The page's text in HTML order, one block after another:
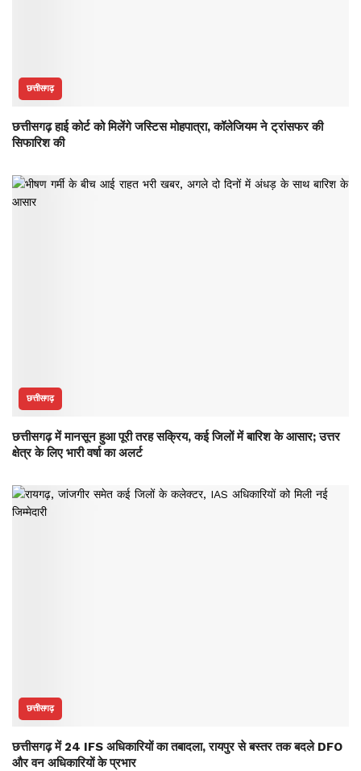
छत्तीसगढ़
छत्तीसगढ़ हाई कोर्ट को मिलेंगे जस्टिस मोहपात्रा, कॉलेजियम ने ट्रांसफर की
सिफारिश की
छत्तीसगढ़
छत्तीसगढ़ में मानसून हुआ पूरी तरह सक्रिय, कई जिलों में बारिश के आसार; उत्तर
क्षेत्र के लिए भारी वर्षा का अलर्ट
छत्तीसगढ़
छत्तीसगढ़ में 24 IFS अधिकारियों का तबादला, रायपुर से बस्तर तक बदले DFO
और वन अधिकारियों के प्रभार